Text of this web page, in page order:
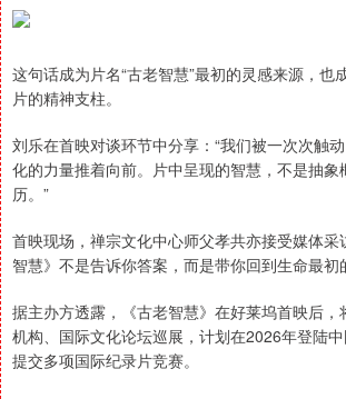
这句话成为片名“古老智慧”最初的灵感来源，也
片的精神支柱。
刘乐在首映对谈环节中分享：“我们被一次次触
化的力量推着向前。片中呈现的智慧，不是抽象
历。”
首映现场，禅宗文化中心师父孝共亦接受媒体采
智慧》不是告诉你答案，而是带你回到生命最初
据主办方透露，《古老智慧》在好莱坞首映后
机构、国际文化论坛巡展，计划在2026年登陆
提交多项国际纪录片竞赛。